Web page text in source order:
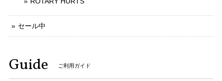
セール中
Guide ご利用ガイド